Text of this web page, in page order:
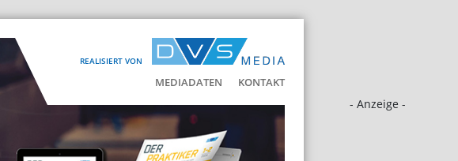
REALISIERT VON
MEDIADATEN KONTAKT
- Anzeige -